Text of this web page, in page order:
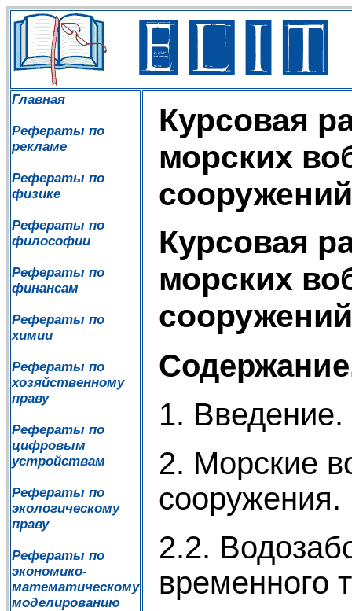
Главная
Рефераты по
рекламе
Рефераты по
физике
Рефераты по
философии
Рефераты по
финансам
Рефераты по
химии
Рефераты по
хозяйственному
праву
Рефераты по
цифровым
устройствам
Рефераты по
экологическому
праву
Рефераты по
экономико-
математическому
моделированию
Курсовая
морских
сооружений
Курсовая
морских
сооружений
1. Введение.
2. Морские
сооружения.
2.2.
временного